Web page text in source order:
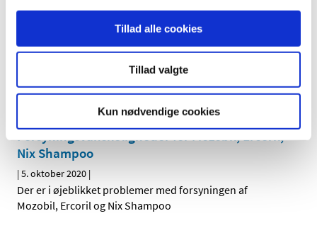
Tillad alle cookies
Tillad valgte
Kun nødvendige cookies
EMA: Åbenhed og videnskabelig
uafhængighed grundlag for godkendelse af
vacciner mod COVID-19 i EU
Det europæiske medicinalagentur EMA har offentliggjort
en meddelelse om, agenturets høje standarder for…
Forsyningsvanskeligheder for Mozobil, Ercoril,
Nix Shampoo
| 5. oktober 2020 |
Der er i øjeblikket problemer med forsyningen af
Mozobil, Ercoril og Nix Shampoo